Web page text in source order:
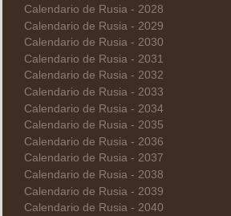
Calendario de Rusia - 2028
Calendario de Rusia - 2029
Calendario de Rusia - 2030
Calendario de Rusia - 2031
Calendario de Rusia - 2032
Calendario de Rusia - 2033
Calendario de Rusia - 2034
Calendario de Rusia - 2035
Calendario de Rusia - 2036
Calendario de Rusia - 2037
Calendario de Rusia - 2038
Calendario de Rusia - 2039
Calendario de Rusia - 2040